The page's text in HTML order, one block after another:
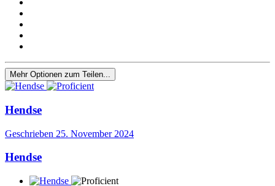
Mehr Optionen zum Teilen...
Hendse
Geschrieben 25. November 2024
Hendse